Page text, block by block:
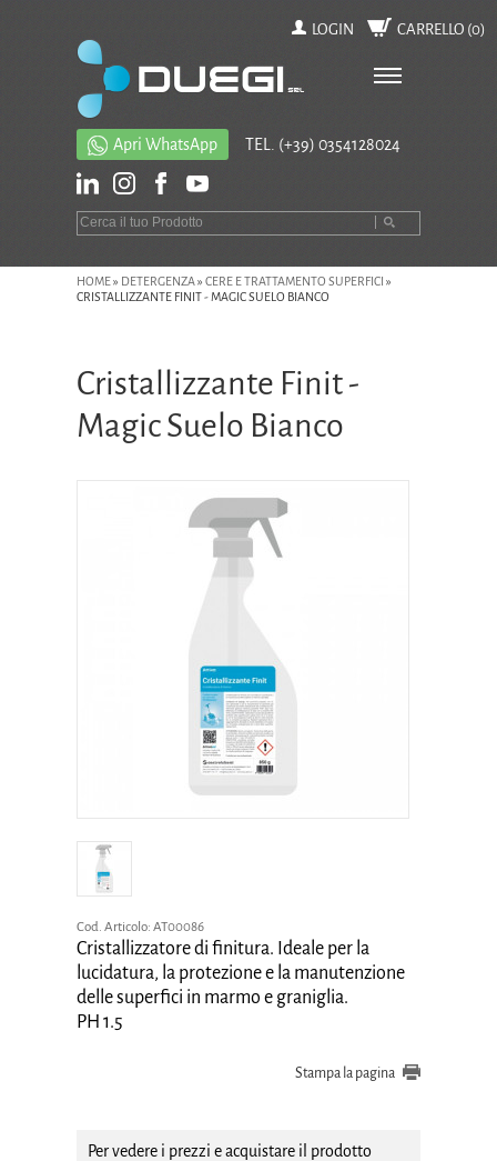
LOGIN CARRELLO (0)
Apri WhatsApp TEL. (+39) 0354128024
HOME» DETERGENZA» CERE E TRATTAMENTO SUPERFICI »
CRISTALLIZZANTE FINIT - MAGIC SUELO BIANCO
Cristallizzante Finit -
Magic Suelo Bianco
Cod. Articolo: AT00086
Cristallizzatore di finitura. Ideale per la
lucidatura, la protezione e la manutenzione
delle superfici in marmo e graniglia.
PH 1.5
Stampa la pagina
Per vedere i prezzi e acquistare il prodotto